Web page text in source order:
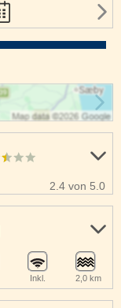
2.4 von 5.0
Inkl. 2,0 km